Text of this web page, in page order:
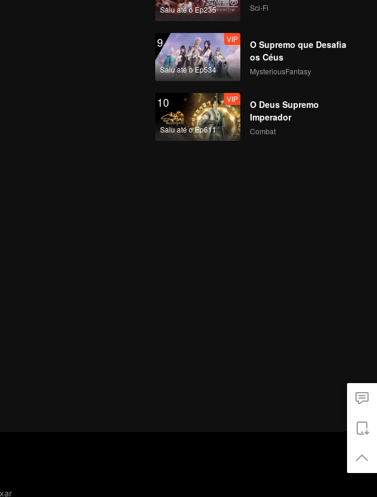
Saiu até o Ep235 Sci-Fi
9
Saiu até o Ep534
VIP
O Supremo que Desafia
os Céus
MysteriousFantasy
10
Saiu até o Ep611
VIP
O Deus Supremo
Imperador
Combat